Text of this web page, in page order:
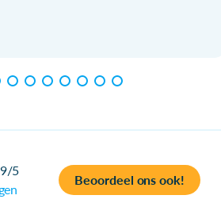
5
Beoordeel ons ook!